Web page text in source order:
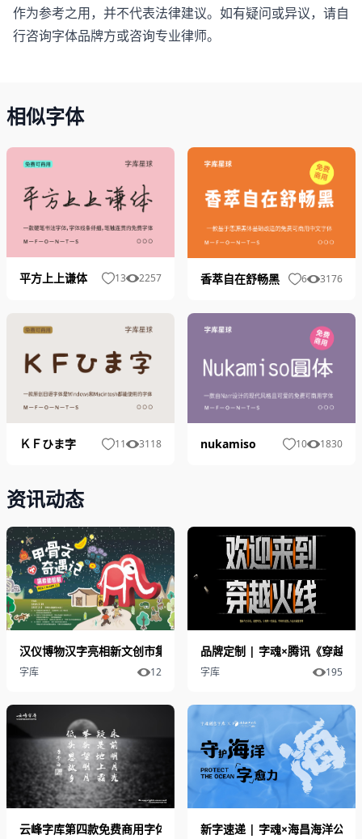
作为参考之用，并不代表法律建议。如有疑问或异议，请自
行咨询字体品牌方或咨询专业律师。
相似字体
平方上上谦体 13 2257 香萃自在舒畅黑 6 3176
ＫＦひま字 11 3118 nukamiso 10 1830
资讯动态
汉仪博物汉字亮相新文创市集：甲骨文文化开启汉字探索之旅
字库 12
品牌定制 | 字魂×腾讯《穿越火
字库 195
云峰字库第四款免费商用字体《云峰字库-重庆山城棒棒体》即将发布
新字速递 | 字魂×海昌海洋公园